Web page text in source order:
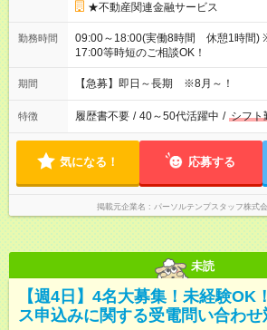
★不動産関連金融サービス
勤務時間
09:00～18:00(実働8時間 休憩1時間)
17:00等時短のご相談OK！
期間 【急募】即日～長期 ※8月～！
特徴 履歴書不要 / 40～50代活躍中 / シフト
気になる！ 応募する
掲載元企業名 パーソルテンプスタッフ株式
未読
【週4日】4名大募集！未経験OK
ス申込みに関する受電問い合わせ